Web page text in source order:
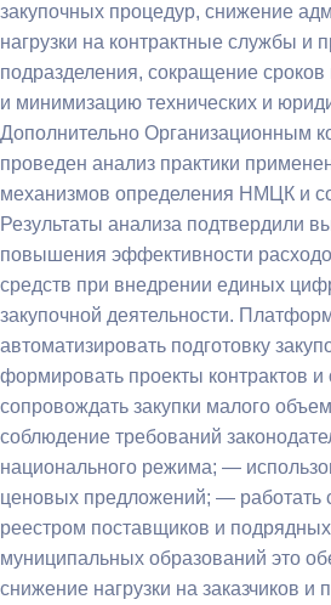
закупочных процедур, снижение
нагрузки на контрактные службы и
подразделения, сокращение сроков
и минимизацию технических и
Дополнительно Организационным
проведен анализ практики
механизмов определения НМЦК и
Результаты анализа подтвердили
повышения эффективности
средств при внедрении единых
закупочной деятельности.
автоматизировать подготовку
формировать проекты контрактов
сопровождать закупки малого
соблюдение требований
национального режима; —
ценовых предложений; — работать
реестром поставщиков и
муниципальных образований это
снижение нагрузки на заказчиков